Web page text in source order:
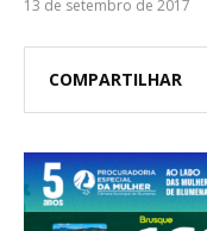
13 de setembro de 2017
COMPARTILHAR